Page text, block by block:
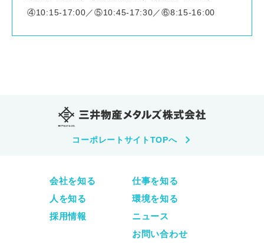
④10:15-17:00／⑤10:45-17:30／⑥8:15-16:00
コーポレートサイトTOPへ
会社を知る
仕事を知る
人を知る
環境を知る
採用情報
ニュース
お問い合わせ